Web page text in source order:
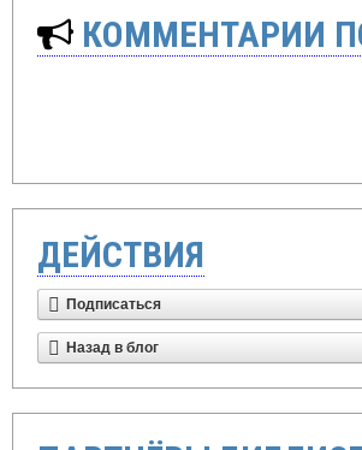
КОММЕНТАРИИ
ДЕЙСТВИЯ
Подписаться
Назад в блог